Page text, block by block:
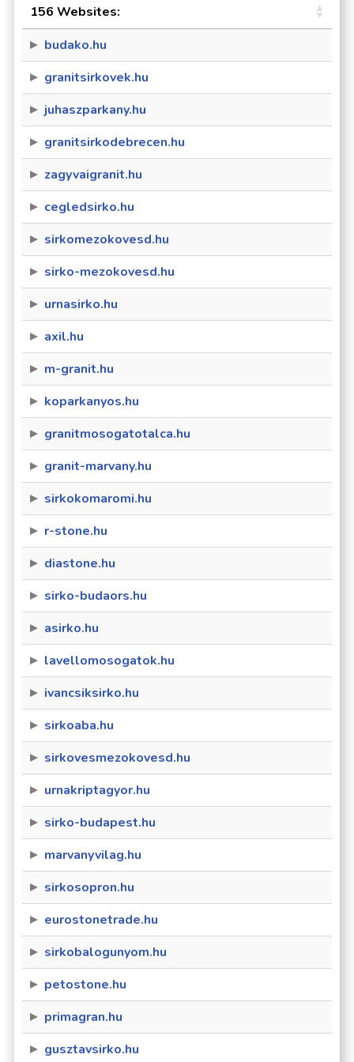
156 Websites:
budako.hu
granitsirkovek.hu
juhaszparkany.hu
granitsirkodebrecen.hu
zagyvaigranit.hu
cegledsirko.hu
sirkomezokovesd.hu
sirko-mezokovesd.hu
urnasirko.hu
axil.hu
m-granit.hu
koparkanyos.hu
granitmosogatotalca.hu
granit-marvany.hu
sirkokomaromi.hu
r-stone.hu
diastone.hu
sirko-budaors.hu
asirko.hu
lavellomosogatok.hu
ivancsiksirko.hu
sirkoaba.hu
sirkovesmezokovesd.hu
urnakriptagyor.hu
sirko-budapest.hu
marvanyvilag.hu
sirkosopron.hu
eurostonetrade.hu
sirkobalogunyom.hu
petostone.hu
primagran.hu
gusztavsirko.hu